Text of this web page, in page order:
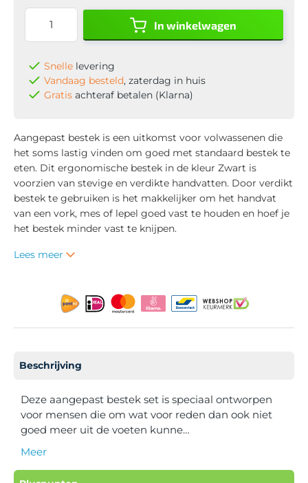
In winkelwagen
Snelle levering
Vandaag besteld, zaterdag in huis
Gratis achteraf betalen (Klarna)
Aangepast bestek is een uitkomst voor volwassenen die
het soms lastig vinden om goed met standaard bestek te
eten. Dit ergonomische bestek in de kleur Zwart is
voorzien van stevige en verdikte handvatten. Door verdikt
bestek te gebruiken is het makkelijker om het handvat
van een vork, mes of lepel goed vast te houden en hoef je
het bestek minder vast te knijpen.
Lees meer
Beschrijving
Deze aangepast bestek set is speciaal ontworpen
voor mensen die om wat voor reden dan ook niet
goed meer uit de voeten kunne…
Meer